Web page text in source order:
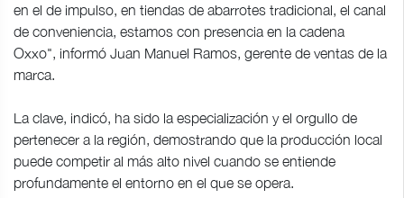
en el de impulso, en tiendas de abarrotes tradicional, el canal
de conveniencia, estamos con presencia en la cadena
Oxxo", informó Juan Manuel Ramos, gerente de ventas de la
marca.
La clave, indicó, ha sido la especialización y el orgullo de
pertenecer a la región, demostrando que la producción local
puede competir al más alto nivel cuando se entiende
profundamente el entorno en el que se opera.